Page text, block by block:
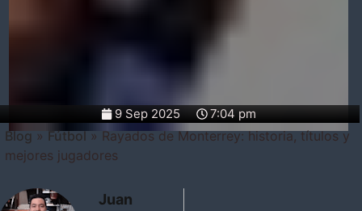
9 Sep 2025 7:04 pm
Blog » Fútbol» Rayados de Monterrey: historia, títulos y
mejores jugadores
Juan